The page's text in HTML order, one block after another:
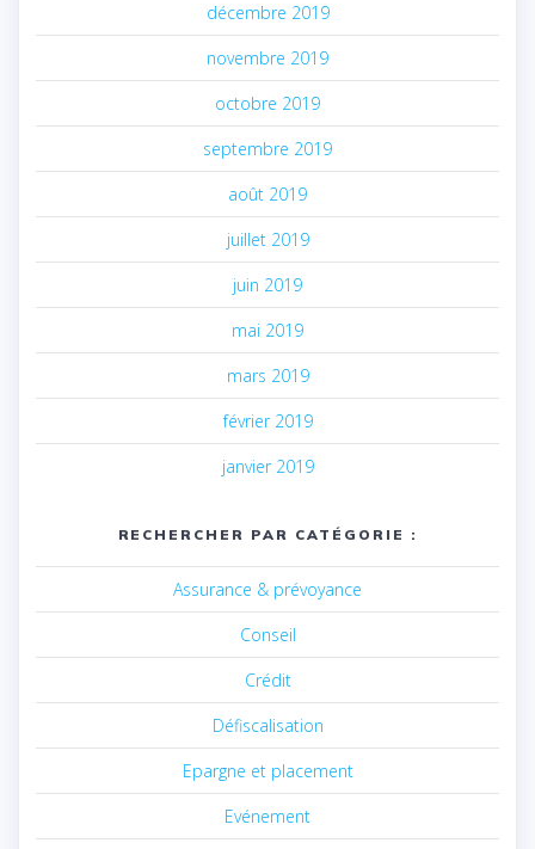
décembre 2019
novembre 2019
octobre 2019
septembre 2019
août 2019
juillet 2019
juin 2019
mai 2019
mars 2019
février 2019
janvier 2019
RECHERCHER PAR CATÉGORIE :
Assurance & prévoyance
Conseil
Crédit
Défiscalisation
Epargne et placement
Evénement